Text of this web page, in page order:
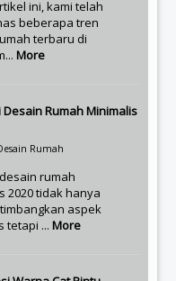
ini, kami telah
beberapa tren
terbaru di
More
Rumah Minimalis
Rumah
rumah
2020 tidak hanya
aspek
tetapi ... More